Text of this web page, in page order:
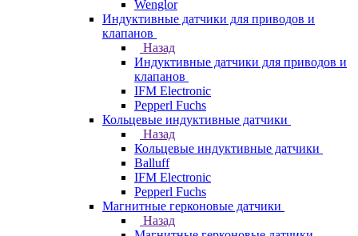
Wenglor
Индуктивные датчики для приводов и
клапанов
Назад
Индуктивные датчики для приводов и
клапанов
IFM Electronic
Pepperl Fuchs
Кольцевые индуктивные датчики
Назад
Кольцевые индуктивные датчики
Balluff
IFM Electronic
Pepperl Fuchs
Магнитные герконовые датчики
Назад